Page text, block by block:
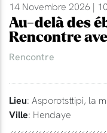
14 Novembre 2026 |
Au-delà des
Rencontre
Rencontre
Lieu: Asporotsttipi, la
Ville: Hendaye